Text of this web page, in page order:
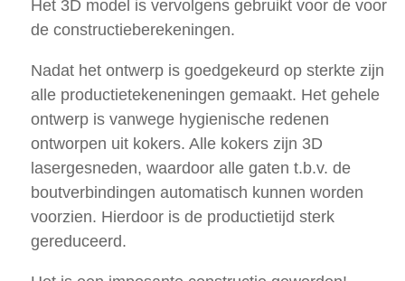
Het 3D model is vervolgens gebruikt voor de voor
de constructieberekeningen.
Nadat het ontwerp is goedgekeurd op sterkte zijn
alle productietekeneningen gemaakt. Het gehele
ontwerp is vanwege hygienische redenen
ontworpen uit kokers. Alle kokers zijn 3D
lasergesneden, waardoor alle gaten t.b.v. de
boutverbindingen automatisch kunnen worden
voorzien. Hierdoor is de productietijd sterk
gereduceerd.